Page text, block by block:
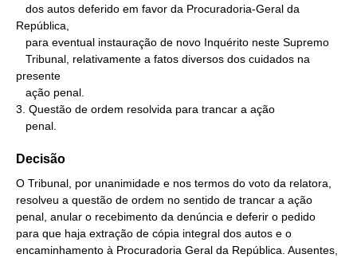
República,
presente
3. Questão de ordem resolvida para trancar a ação
   penal.
Decisão
O Tribunal, por unanimidade e nos termos do voto da relatora,
resolveu a questão de ordem no sentido de trancar a ação
penal, anular o recebimento da denúncia e deferir o pedido
para que haja extração de cópia integral dos autos e o
encaminhamento à Procuradoria Geral da República. Ausentes,